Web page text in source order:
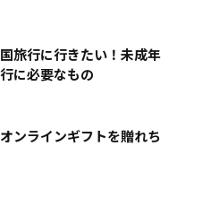
旅行に行きたい！未成年
に必要なもの
ンラインギフトを贈れち